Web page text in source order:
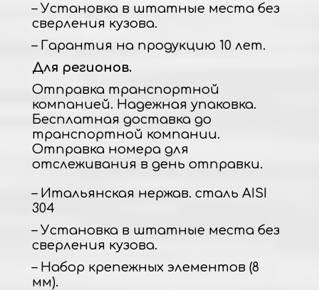
– Установка в штатные места без
сверления кузова.
– Гарантия на продукцию 10 лет.
Для регионов.
Отправка транспортной
компанией. Надежная упаковка.
Бесплатная доставка до
транспортной компании.
Отправка номера для
отслеживания в день отправки.
– Итальянская нержав. сталь AISI
304
– Установка в штатные места без
сверления кузова.
– Набор крепежных элементов (8
мм).